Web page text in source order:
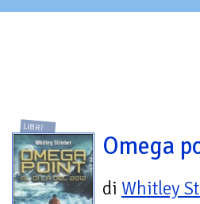
LIBRI
Omega
di Whitley